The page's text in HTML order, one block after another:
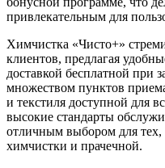
привлекательным для
Химчистка «Чисто+»
клиентов, предлагая
доставкой бесплатной при
множеством пунктов
и текстиля доступной для
высокие стандарты
отличным выбором для тех,
химчистки и прачечной.